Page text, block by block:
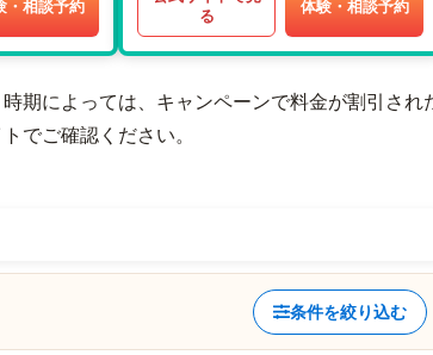
・相談予約
る
体験・相談予約
期によっては、キャンペーンで料金が割引され
でご確認ください。
条件を絞り込む